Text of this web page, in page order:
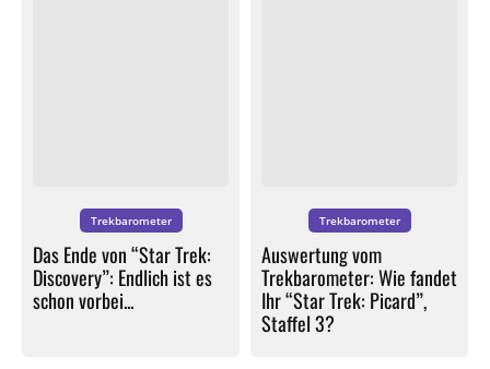
Trekbarometer
Das Ende von “Star Trek:
Discovery”: Endlich ist es
schon vorbei...
Trekbarometer
Auswertung vom
Trekbarometer: Wie fandet
Ihr “Star Trek: Picard”,
Staffel 3?